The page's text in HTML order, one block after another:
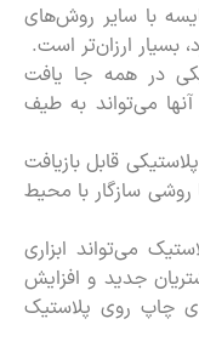
با سایر روش‌های
بسیار ارزان‌تر است.
در همه جا یافت
می‌تواند به طیف
قابل بازیافت
سازگار با محیط
می‌تواند ابزاری
جدید و افزایش
چاپ روی پلاستیک